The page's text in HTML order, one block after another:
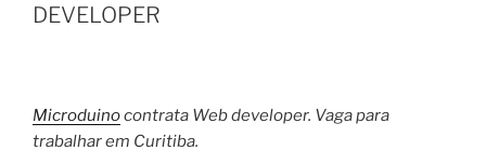
DEVELOPER
Microduinocontrata Web developer. Vaga para
trabalhar em Curitiba.